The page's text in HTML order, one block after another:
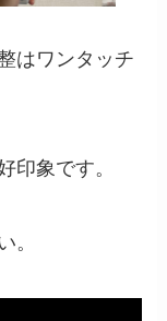
はワンタッチ
印象です。
。